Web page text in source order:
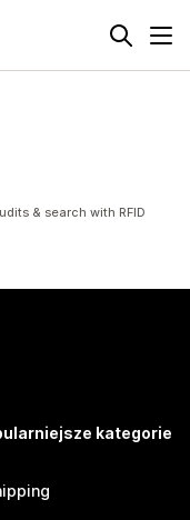
& search with RFID
kategorie